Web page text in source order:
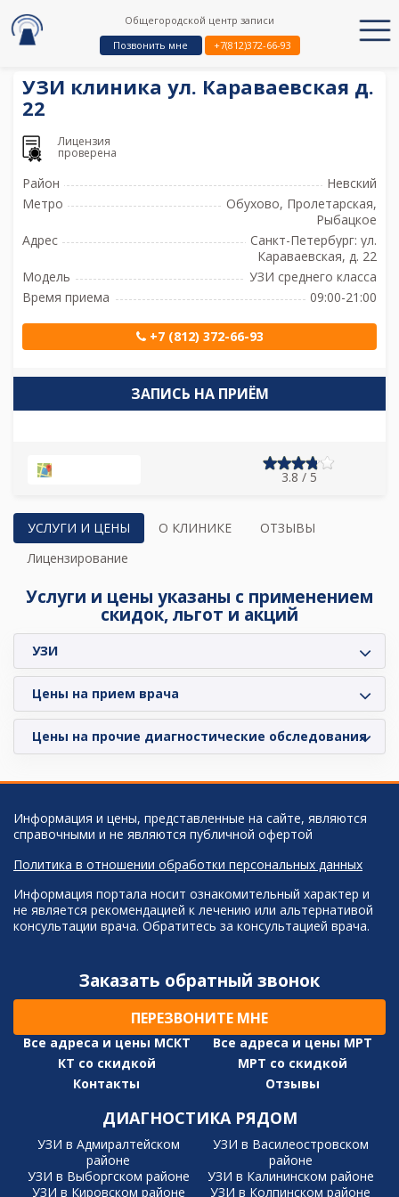
Общегородской центр записи
Позвонить мне
+7(812)372-66-93
УЗИ клиника ул. Караваевская д.
22
Лицензия
проверена
Район
Невский
Метро
Обухово, Пролетарская,
Рыбацкое
Адрес
Санкт-Петербург: ул.
Караваевская, д. 22
Модель
УЗИ среднего класса
Время приема
09:00-21:00
+7 (812) 372-66-93
ЗАПИСЬ НА ПРИЁМ
3.8 / 5
УСЛУГИ И ЦЕНЫ О КЛИНИКЕ
ОТЗЫВЫ
Лицензирование
Услуги и цены указаны с применением
скидок, льгот и акций
УЗИ
Цены на прием врача
Цены на прочие диагностические обследования
Информация и цены, представленные на сайте, являются
справочными и не являются публичной офертой
Политика в отношении обработки персональных данных
Информация портала носит ознакомительный характер и
не является рекомендацией к лечению или альтернативой
консультации врача. Обратитесь за консультацией врача.
Заказать обратный звонок
ПЕРЕЗВОНИТЕ МНЕ
Все адреса и цены МСКТ
Все адреса и цены МРТ
КТ со скидкой
МРТ со скидкой
Контакты
Отзывы
ДИАГНОСТИКА РЯДОМ
УЗИ в Адмиралтейском
районе
УЗИ в Василеостровском
районе
УЗИ в Выборгском районе
УЗИ в Калининском районе
УЗИ в Кировском районе
УЗИ в Колпинском районе